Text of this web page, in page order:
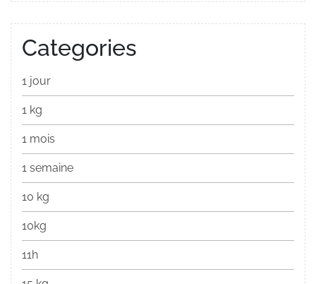
Categories
1 jour
1 kg
1 mois
1 semaine
10 kg
10kg
11h